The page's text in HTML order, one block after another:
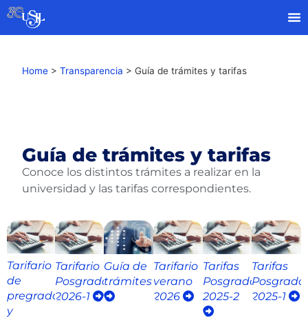
Home >Transparencia >Guía de trámites y tarifas
Guía de trámites y tarifas
Conoce los distintos trámites a realizar en la
universidad y las tarifas correspondientes.
Tarifario
Posgrado
2026-1
Guía de
trámites
Tarifario
de
pregrado
y
Tarifario
verano
2026
Tarifas
Posgrado
2025-2
Tarifas
Posgrado
2025-1